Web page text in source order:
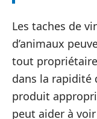
Les taches de
d’animaux
tout
dans la rapidité
produit
peut aider à